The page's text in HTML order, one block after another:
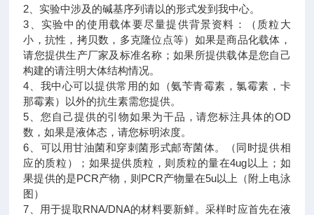
2、实验中涉及的碱基序列请以的形式发到我中心。
3、实验中的使用载体要尽量提供背景资料：（质粒大
小，抗性，拷贝数，多克隆位点等）如果是商品化载体，
请您提供生产厂家及标准名称；如果所提供载体是您自己
构建的请注明大体结构情况。
4、我中心可以提供常用的如（氨苄青霉素，氯霉素，卡
那霉素）以外的抗生素需您提供。
5、您自己提供的引物如果为干品，请您标注具体的OD
数，如果是液体态，请您标明浓度。
6、可以用甘油菌和穿刺菌形式邮寄菌体。（同时提供相
应的质粒）；如果提供质粒，则质粒的量在4ug以上；如
果提供的是PCR产物，则PCR产物量在5u以上（附上电泳
图）
7、用于提取RNA/DNA的材料要新鲜。采样时应首先在液